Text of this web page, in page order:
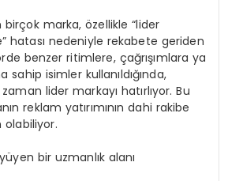
marka, özellikle “lider
hatası nedeniyle rekabete geriden
benzer ritimlere, çağrışımlara ya
sahip isimler kullanıldığında,
lider markayı hatırlıyor. Bu
reklam yatırımının dahi rakibe
olabiliyor.
bir uzmanlık alanı